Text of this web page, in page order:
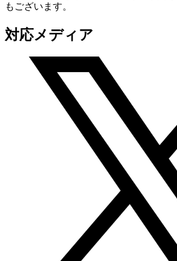
もございます。
対応メディア